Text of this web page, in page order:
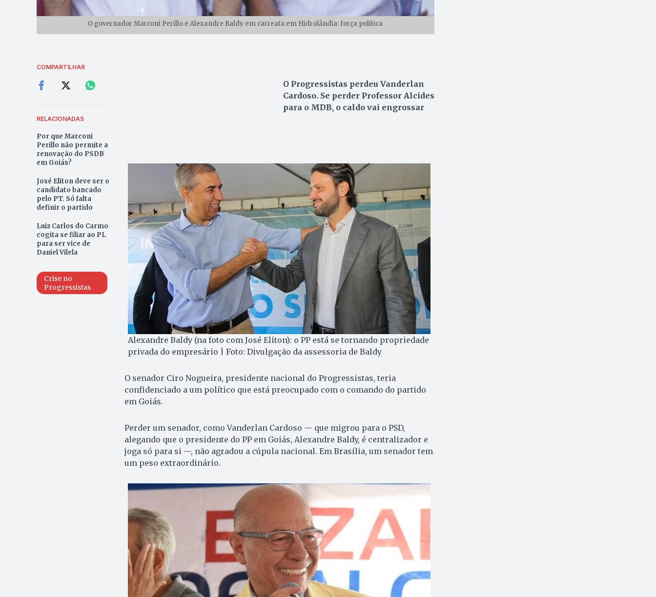
O governador Marconi Perillo e Alexandre Baldy em carreata em Hidrolândia: força política
COMPARTILHAR
RELACIONADAS
Por que Marconi
Perillo não permite a
renovação do PSDB
em Goiás?
José Eliton deve ser o
candidato bancado
pelo PT. Só falta
definir o partido
Luiz Carlos do Carmo
cogita se filiar ao PL
para ser vice de
Daniel Vilela
Crise no
Progressistas
O Progressistas perdeu Vanderlan
Cardoso. Se perder Professor Alcides
para o MDB, o caldo vai engrossar
Alexandre Baldy (na foto com José Eliton): o PP está se tornando propriedade
privada do empresário | Foto: Divulgação da assessoria de Baldy
O senador Ciro Nogueira, presidente nacional do Progressistas, teria
confidenciado a um político que está preocupado com o comando do partido
em Goiás.
Perder um senador, como Vanderlan Cardoso — que migrou para o PSD,
alegando que o presidente do PP em Goiás, Alexandre Baldy, é centralizador e
joga só para si —, não agradou a cúpula nacional. Em Brasília, um senador tem
um peso extraordinário.